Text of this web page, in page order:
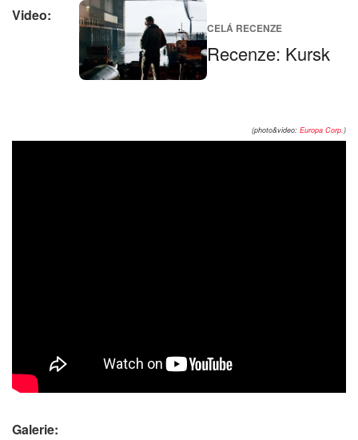
CELÁ RECENZE
Recenze: Kursk
(photo&video: Europa Corp.)
Video:
Galerie: